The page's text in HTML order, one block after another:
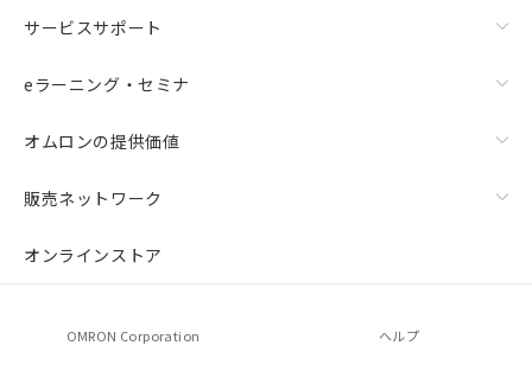
サービスサポート
eラーニング・セミナ
オムロンの提供価値
販売ネットワーク
オンラインストア
OMRON Corporation ヘルプ